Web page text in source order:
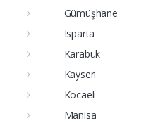
Gümüşhane
Isparta
Karabük
Kayseri
Kocaeli
Manisa